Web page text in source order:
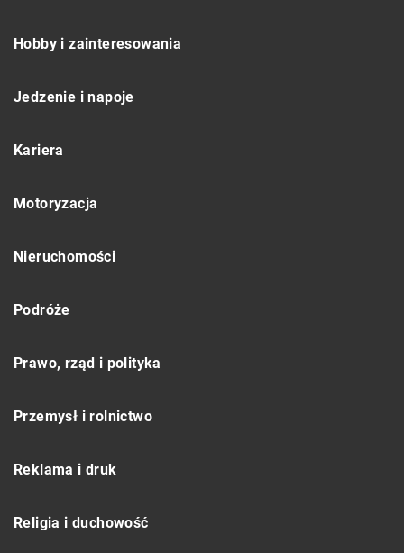
Hobby i zainteresowania
Jedzenie i napoje
Kariera
Motoryzacja
Nieruchomości
Podróże
Prawo, rząd i polityka
Przemysł i rolnictwo
Reklama i druk
Religia i duchowość